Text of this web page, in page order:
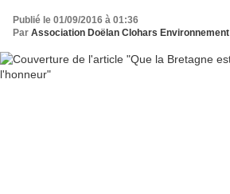
Publié le 01/09/2016 à 01:36
Par Association Doëlan Clohars Environnement